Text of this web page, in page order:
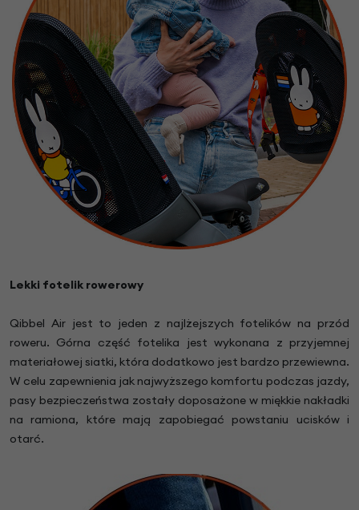
Lekki fotelik rowerowy
Qibbel Air jest to jeden z najlżejszych fotelików na przód
roweru. Górna część fotelika jest wykonana z przyjemnej
materiałowej siatki, która dodatkowo jest bardzo przewiewna.
W celu zapewnienia jak najwyższego komfortu podczas jazdy,
pasy bezpieczeństwa zostały doposażone w miękkie nakładki
na ramiona, które mają zapobiegać powstaniu ucisków i
otarć.